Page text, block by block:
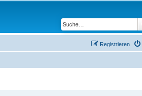
Registrieren